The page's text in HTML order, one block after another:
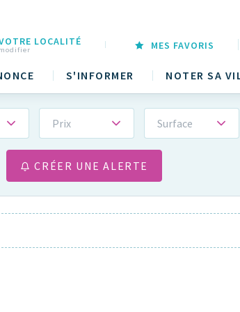
S'INFORMER NOTER SA
LOCALITÉ
modifier MES FAVORIS
Prix Surface
CRÉER UNE ALERTE